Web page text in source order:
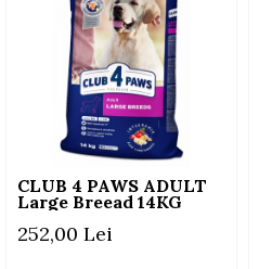
CLUB 4 PAWS ADULT
Large Breead 14KG
252,00 Lei